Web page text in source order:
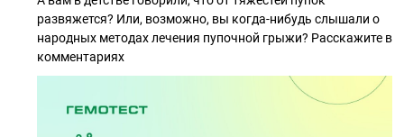
развяжется? Или, возможно, вы когда-нибудь слышали о
народных методах лечения пупочной грыжи? Расскажите в
комментариях